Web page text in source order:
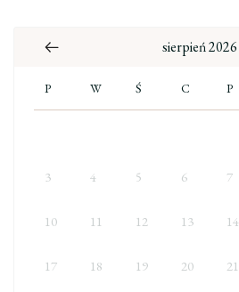
sierpień 2026
P W Ś C P
3 4 5 6 7
10 11 12 13 14
17 18 19 20 21